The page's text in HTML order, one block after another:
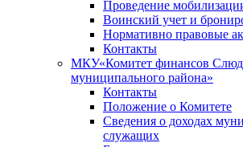
Проведение
Воинский учет и
Нормативно правовые
Контакты
МКУ«Комитет финансов
муниципального района»
Контакты
Положение о Комитете
Сведения о доходах
служащих